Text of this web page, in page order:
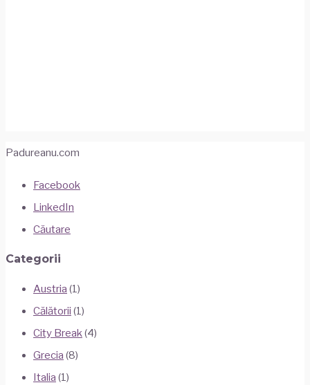
Padureanu.com
Facebook
LinkedIn
Căutare
Categorii
Austria (1)
Călătorii (1)
City Break(4)
Grecia (8)
Italia (1)